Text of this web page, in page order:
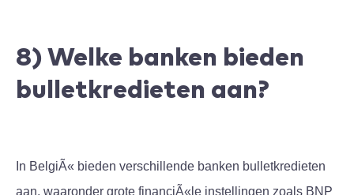
8) Welke banken bieden
bulletkredieten aan?
In BelgiÃ« bieden verschillende banken bulletkredieten
aan, waaronder grote financiÃ«le instellingen zoals BNP